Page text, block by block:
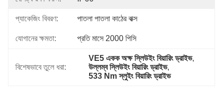
প্যাকেজিং বিবরণ: পাতলা পাতলা কাঠের বাক্স
যোগানের ক্ষমতা: প্রতি মাসে 2000 পিসি
বিশেষভাবে তুলে ধরা:
VE5 একক অক্ষ স্লিউইং বিয়ারিং ড্রাইভ,
উল্লম্ব স্লিউইং বিয়ারিং ড্রাইভ,
533 Nm স্লুইং বিয়ারিং ড্রাইভ